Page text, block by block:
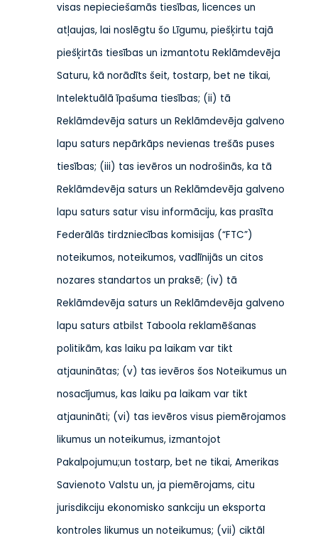
visas nepieciešamās tiesības, licences un
atļaujas, lai noslēgtu šo Līgumu, piešķirtu tajā
piešķirtās tiesības un izmantotu Reklāmdevēja
Saturu, kā norādīts šeit, tostarp, bet ne tikai,
Intelektuālā īpašuma tiesības; (ii) tā
Reklāmdevēja saturs un Reklāmdevēja galveno
lapu saturs nepārkāps nevienas trešās puses
tiesības; (iii) tas ievēros un nodrošinās, ka tā
Reklāmdevēja saturs un Reklāmdevēja galveno
lapu saturs satur visu informāciju, kas prasīta
Federālās tirdzniecības komisijas (“FTC”)
noteikumos, noteikumos, vadlīnijās un citos
nozares standartos un praksē; (iv) tā
Reklāmdevēja saturs un Reklāmdevēja galveno
lapu saturs atbilst Taboola reklamēšanas
politikām, kas laiku pa laikam var tikt
atjauninātas; (v) tas ievēros šos Noteikumus un
nosacījumus, kas laiku pa laikam var tikt
atjaunināti; (vi) tas ievēros visus piemērojamos
likumus un noteikumus, izmantojot
Pakalpojumu;un tostarp, bet ne tikai, Amerikas
Savienoto Valstu un, ja piemērojams, citu
jurisdikciju ekonomisko sankciju un eksporta
kontroles likumus un noteikumus; (vii) ciktāl